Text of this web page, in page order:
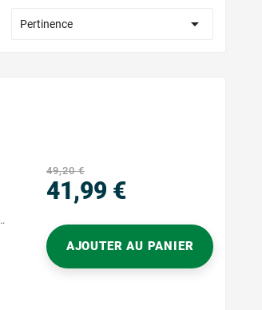
Pertinence 
49,20 €
41,99 €
AJOUTER AU PANIER